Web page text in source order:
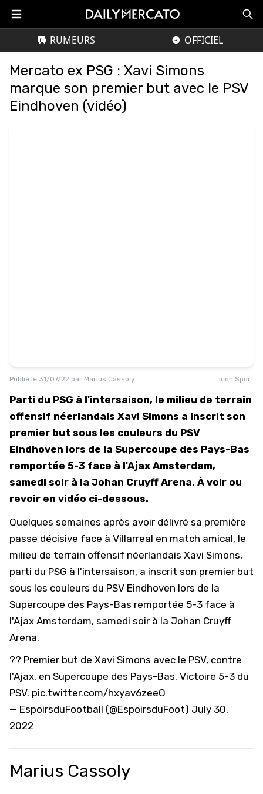
RUMEURS OFFICIEL
Mercato ex PSG : Xavi Simons
marque son premier but avec le PSV
Eindhoven (vidéo)
Publié le 31/07/22 par Marius Cassoly Icon Sport
Parti du PSG à l'intersaison, le milieu de terrain
offensif néerlandais Xavi Simons a inscrit son
premier but sous les couleurs du PSV
Eindhoven lors de la Supercoupe des Pays-Bas
remportée 5-3 face à l'Ajax Amsterdam,
samedi soir à la Johan Cruyff Arena. À voir ou
revoir en vidéo ci-dessous.
Quelques semaines après avoir délivré sa première
passe décisive face à Villarreal en match amical, le
milieu de terrain offensif néerlandais Xavi Simons,
parti du PSG à l'intersaison, a inscrit son premier but
sous les couleurs du PSV Eindhoven lors de la
Supercoupe des Pays-Bas remportée 5-3 face à
l'Ajax Amsterdam, samedi soir à la Johan Cruyff
Arena.
?? Premier but de Xavi Simons avec le PSV, contre
l'Ajax, en Supercoupe des Pays-Bas. Victoire 5-3 du
PSV. pic.twitter.com/hxyav6zeeO
— EspoirsduFootball (@EspoirsduFoot) July 30,
2022
Marius Cassoly